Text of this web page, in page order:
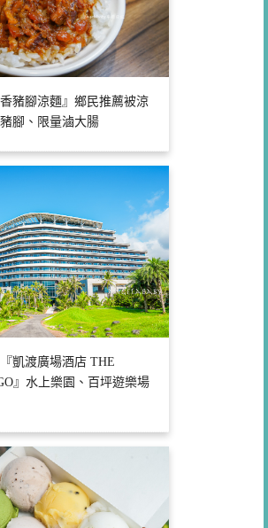
豬腳涼麵』鄉民推薦被涼
腳、限量滷大腸
凱渡廣場酒店 THE
』水上樂園、百坪遊樂場